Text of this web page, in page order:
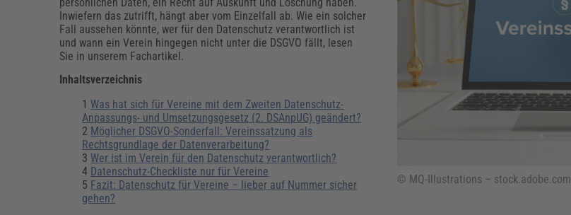
Energie & Umwelt
Führung & Management
Gesundheit & Pflege
Kommunales
Fachpublikationen & Arbeitshilfen
Grünflächen
Recht, Sicherheit & Ordnung
Verkehrsrecht
Weiterbildungen (AKADEMIE HERKERT)
Kommunales
Künstliche Intelligenz
Weiterbildungen (AKADEMIE HERKERT)
Weiterbildungen (AKADEMIE HERKERT)
Reisekosten & Finanzen
Zoll und Export
Fachpublikationen & Arbeitshilfen
Zollabwicklung & Exportabwicklung Zollverfahren & Zollvorschriften
Weiterbildungen (AKADEMIE HERKERT)
Zoll & Export
© MQ-Illustrations – stock.adobe.com
Inwiefern das zutrifft, hängt aber vom Einzelfall ab. Wie ein solcher
Fall aussehen könnte, wer für den Datenschutz verantwortlich ist
und wann ein Verein hingegen nicht unter die DSGVO fällt, lesen
Sie in unserem Fachartikel.
Inhaltsverzeichnis
Was hat sich für Vereine mit dem Zweiten Datenschutz-
Anpassungs- und Umsetzungsgesetz (2. DSAnpUG) geändert?
Möglicher DSGVO-Sonderfall: Vereinssatzung als
Rechtsgrundlage der Datenverarbeitung?
Wer ist im Verein für den Datenschutz verantwortlich?
Datenschutz-Checkliste nur für Vereine
Fazit: Datenschutz für Vereine – lieber auf Nummer sicher
gehen?